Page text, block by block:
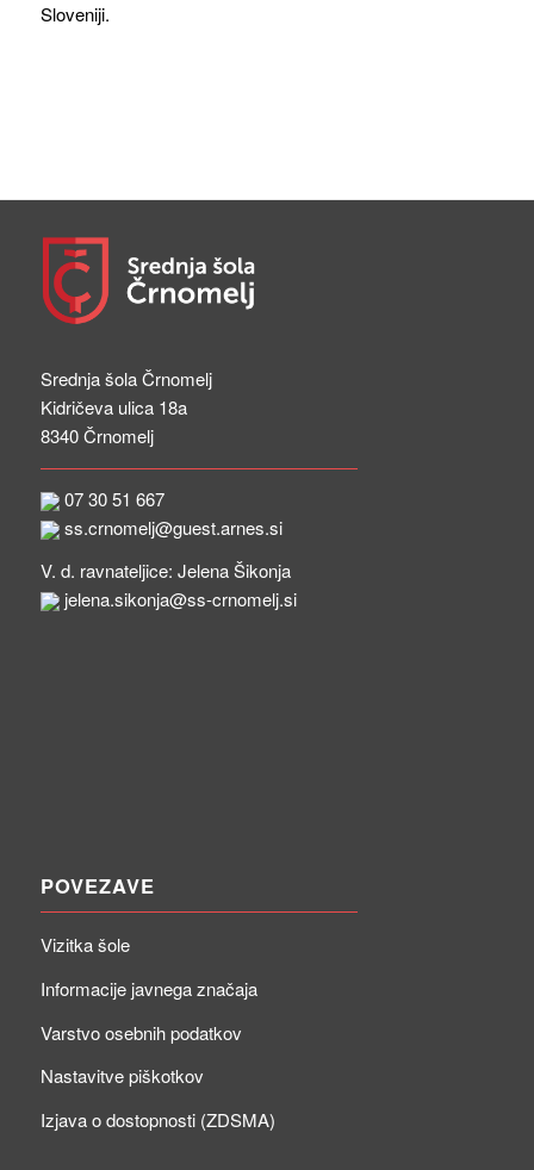
Sloveniji.
Srednja šola Črnomelj
Kidričeva ulica 18a
8340 Črnomelj
07 30 51 667
ss.crnomelj@guest.arnes.si
V. d. ravnateljice: Jelena Šikonja
jelena.sikonja@ss-crnomelj.si
POVEZAVE
Vizitka šole
Informacije javnega značaja
Varstvo osebnih podatkov
Nastavitve piškotkov
Izjava o dostopnosti (ZDSMA)